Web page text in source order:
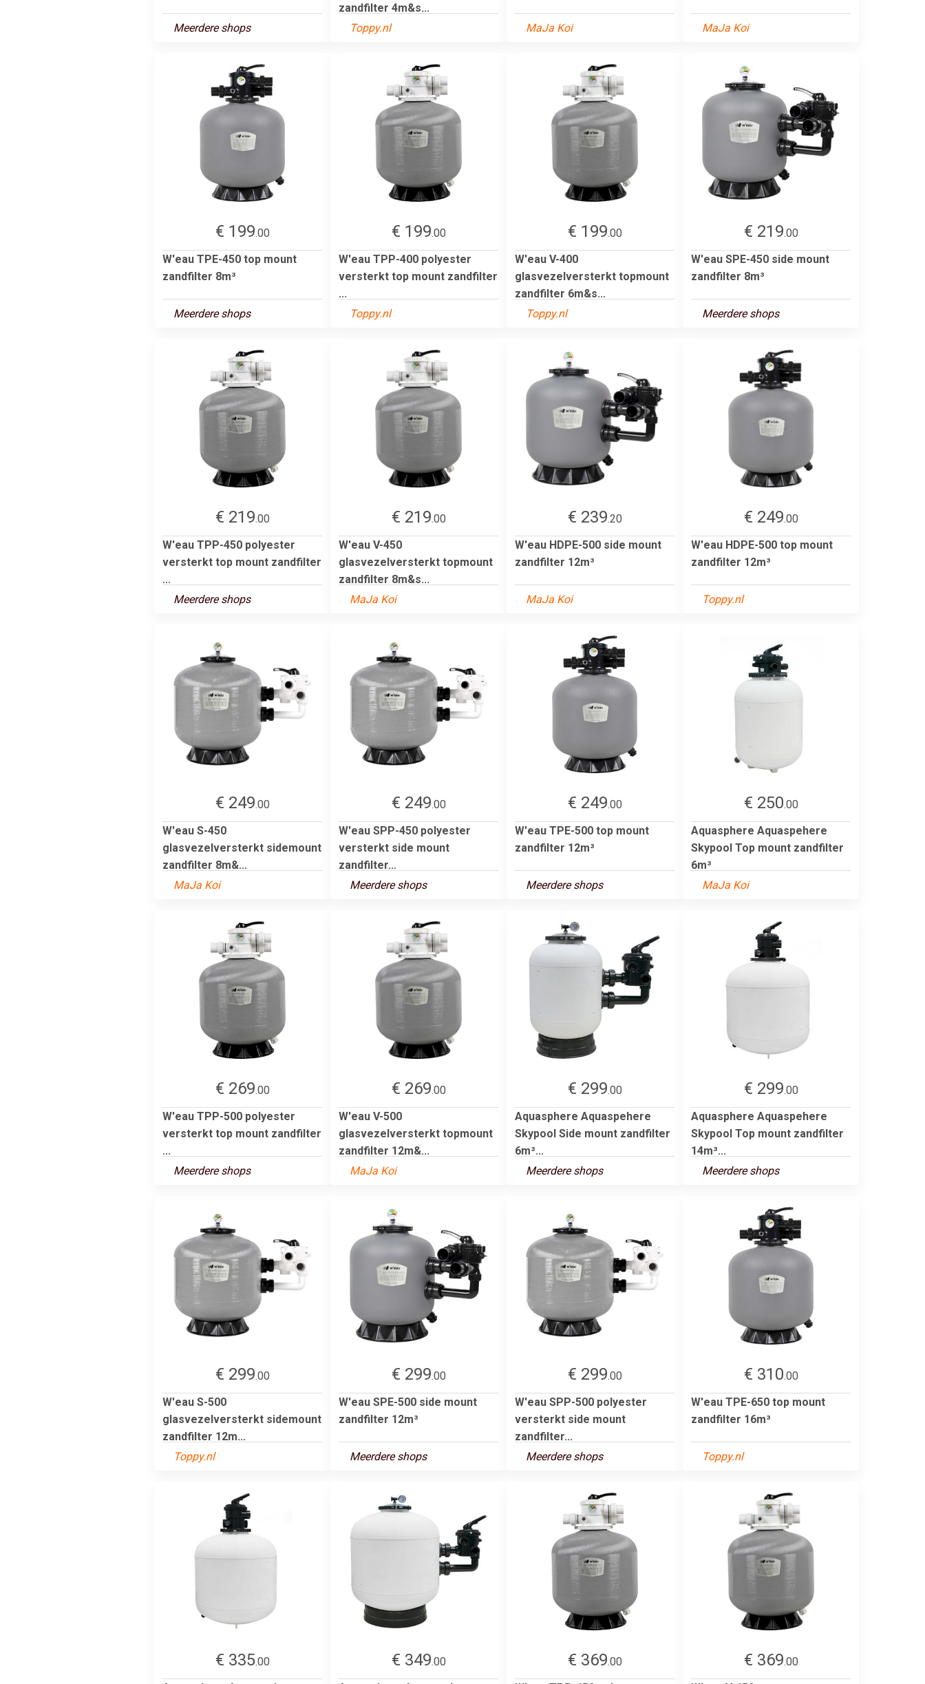
Meerdere shops
zandfilter 4m&s...
Toppy.nl
MaJa Koi MaJa Koi
€ 199.00
W'eau TPE-450 top mount
zandfilter 8m³
Meerdere shops
€ 199.00
W'eau TPP-400 polyester
versterkt top mount zandfilter
...
Toppy.nl
€ 199.00
W'eau V-400
glasvezelversterkt topmount
zandfilter 6m&s...
Toppy.nl
€ 219.00
W'eau SPE-450 side mount
zandfilter 8m³
Meerdere shops
€ 219.00
W'eau TPP-450 polyester
versterkt top mount zandfilter
...
Meerdere shops
€ 219.00
W'eau V-450
glasvezelversterkt topmount
zandfilter 8m&s...
MaJa Koi
€ 239.20
W'eau HDPE-500 side mount
zandfilter 12m³
MaJa Koi
€ 249.00
W'eau HDPE-500 top mount
zandfilter 12m³
Toppy.nl
€ 249.00
W'eau S-450
glasvezelversterkt sidemount
zandfilter 8m&...
MaJa Koi
€ 249.00
W'eau SPP-450 polyester
versterkt side mount
zandfilter...
Meerdere shops
€ 249.00
W'eau TPE-500 top mount
zandfilter 12m³
Meerdere shops
€ 250.00
Aquasphere Aquaspehere
Skypool Top mount zandfilter
6m³
MaJa Koi
€ 269.00
W'eau TPP-500 polyester
versterkt top mount zandfilter
...
Meerdere shops
€ 269.00
W'eau V-500
glasvezelversterkt topmount
zandfilter 12m&...
MaJa Koi
€ 299.00
Aquasphere Aquaspehere
Skypool Side mount zandfilter
6m³...
Meerdere shops
€ 299.00
Aquasphere Aquaspehere
Skypool Top mount zandfilter
14m³...
Meerdere shops
€ 299.00
W'eau S-500
glasvezelversterkt sidemount
zandfilter 12m...
Toppy.nl
€ 299.00
W'eau SPE-500 side mount
zandfilter 12m³
Meerdere shops
€ 299.00
W'eau SPP-500 polyester
versterkt side mount
zandfilter...
Meerdere shops
€ 310.00
W'eau TPE-650 top mount
zandfilter 16m³
Toppy.nl
€ 335.00
€ 349.00
€ 369.00
€ 369.00